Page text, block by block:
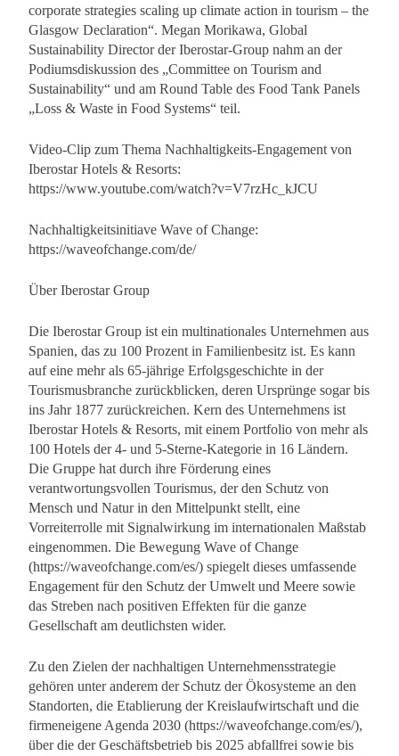
corporate strategies scaling up climate action in tourism – the
Glasgow Declaration“. Megan Morikawa, Global
Sustainability Director der Iberostar-Group nahm an der
Podiumsdiskussion des „Committee on Tourism and
Sustainability“ und am Round Table des Food Tank Panels
„Loss & Waste in Food Systems“ teil.
Video-Clip zum Thema Nachhaltigkeits-Engagement von
Iberostar Hotels & Resorts:
https://www.youtube.com/watch?v=V7rzHc_kJCU
Nachhaltigkeitsinitiave Wave of Change:
https://waveofchange.com/de/
Über Iberostar Group
Die Iberostar Group ist ein multinationales Unternehmen aus
Spanien, das zu 100 Prozent in Familienbesitz ist. Es kann
auf eine mehr als 65-jährige Erfolgsgeschichte in der
Tourismusbranche zurückblicken, deren Ursprünge sogar bis
ins Jahr 1877 zurückreichen. Kern des Unternehmens ist
Iberostar Hotels & Resorts, mit einem Portfolio von mehr als
100 Hotels der 4- und 5-Sterne-Kategorie in 16 Ländern.
Die Gruppe hat durch ihre Förderung eines
verantwortungsvollen Tourismus, der den Schutz von
Mensch und Natur in den Mittelpunkt stellt, eine
Vorreiterrolle mit Signalwirkung im internationalen Maßstab
eingenommen. Die Bewegung Wave of Change
(https://waveofchange.com/es/) spiegelt dieses umfassende
Engagement für den Schutz der Umwelt und Meere sowie
das Streben nach positiven Effekten für die ganze
Gesellschaft am deutlichsten wider.
Zu den Zielen der nachhaltigen Unternehmensstrategie
gehören unter anderem der Schutz der Ökosysteme an den
Standorten, die Etablierung der Kreislaufwirtschaft und die
firmeneigene Agenda 2030 (https://waveofchange.com/es/),
über die der Geschäftsbetrieb bis 2025 abfallfrei sowie bis